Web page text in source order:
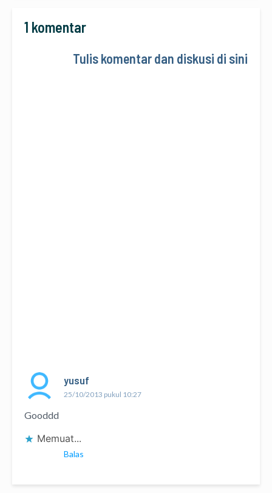
1 komentar
Tulis komentar dan diskusi di sini
yusuf
25/10/2013 pukul 10:27
Gooddd
Memuat...
Balas